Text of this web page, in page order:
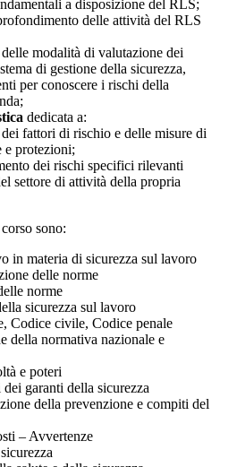
a disposizione del RLS;
delle attività del RLS
modalità di valutazione dei
di gestione della sicurezza,
per conoscere i rischi della
dedicata a:
dei fattori di rischio e delle misure di
e protezioni;
dei rischi specifici rilevanti
settore di attività della propria
sono:
in materia di sicurezza sul lavoro
delle norme
norme
sicurezza sul lavoro
Codice civile, Codice penale
della normativa nazionale e
e poteri
garanti della sicurezza
della prevenzione e compiti del
– Avvertenze